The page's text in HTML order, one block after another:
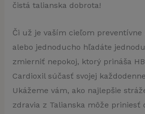
čistá talianska dobrota!
Či už je vaším cieľom
alebo jednoducho hľadáte
zmierniť nepokoj, ktorý prináša
Cardioxil súčasť svojej
Ukážeme vám, ako najlepšie
zdravia z Talianska môže priniesť